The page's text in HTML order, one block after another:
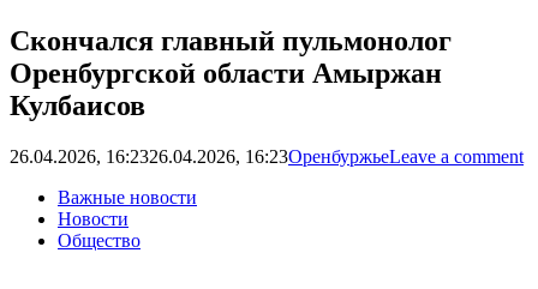
Скончался главный пульмонолог
Оренбургской области Амыржан
Кулбаисов
26.04.2026, 16:2326.04.2026, 16:23ОренбуржьеLeave a comment
Важные новости
Новости
Общество